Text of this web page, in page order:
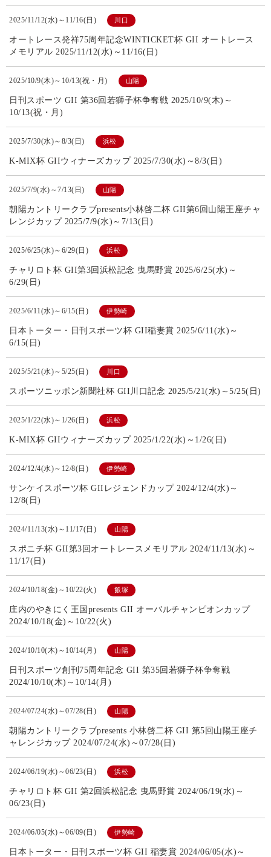
2025/11/12(水)～11/16(日) 川口
オートレース発祥75周年記念WINTICKET杯 GII オートレース
メモリアル 2025/11/12(水)～11/16(日)
2025/10/9(木)～10/13(祝・月) 山陽
日刊スポーツ GII 第36回若獅子杯争奪戦 2025/10/9(木)～
10/13(祝・月)
2025/7/30(水)～8/3(日) 浜松
K-MIX杯 GIIウィナーズカップ 2025/7/30(水)～8/3(日)
2025/7/9(水)～7/13(日) 山陽
朝陽カントリークラブpresents小林啓二杯 GII第6回山陽王座チャ
レンジカップ 2025/7/9(水)～7/13(日)
2025/6/25(水)～6/29(日) 浜松
チャリロト杯 GII第3回浜松記念 曳馬野賞 2025/6/25(水)～
6/29(日)
2025/6/11(水)～6/15(日) 伊勢崎
日本トーター・日刊スポーツ杯 GII稲妻賞 2025/6/11(水)～
6/15(日)
2025/5/21(水)～5/25(日) 川口
スポーツニッポン新聞社杯 GII川口記念 2025/5/21(水)～5/25(日)
2025/1/22(水)～1/26(日) 浜松
K-MIX杯 GIIウィナーズカップ 2025/1/22(水)～1/26(日)
2024/12/4(水)～12/8(日) 伊勢崎
サンケイスポーツ杯 GIIレジェンドカップ 2024/12/4(水)～
12/8(日)
2024/11/13(水)～11/17(日) 山陽
スポニチ杯 GII第3回オートレースメモリアル 2024/11/13(水)～
11/17(日)
2024/10/18(金)～10/22(火) 飯塚
庄内のやきにく王国presents GII オーバルチャンピオンカップ
2024/10/18(金)～10/22(火)
2024/10/10(木)～10/14(月) 山陽
日刊スポーツ創刊75周年記念 GII 第35回若獅子杯争奪戦
2024/10/10(木)～10/14(月)
2024/07/24(水)～07/28(日) 山陽
朝陽カントリークラブpresents 小林啓二杯 GII 第5回山陽王座チ
ャレンジカップ 2024/07/24(水)～07/28(日)
2024/06/19(水)～06/23(日) 浜松
チャリロト杯 GII 第2回浜松記念 曳馬野賞 2024/06/19(水)～
06/23(日)
2024/06/05(水)～06/09(日) 伊勢崎
日本トーター・日刊スポーツ杯 GII 稲妻賞 2024/06/05(水)～